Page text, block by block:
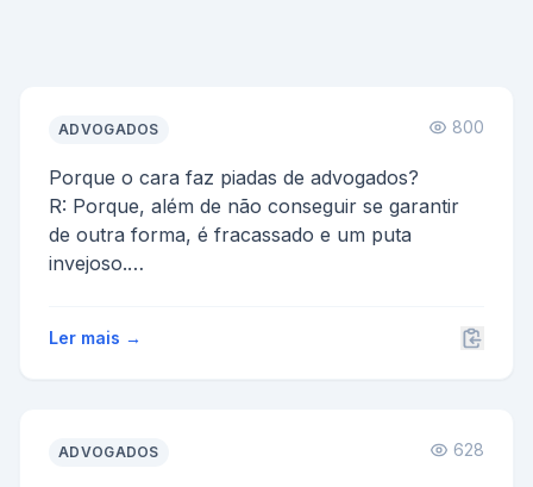
ADVOGADOS 800
Porque o cara faz piadas de advogados?
R: Porque, além de não conseguir se garantir
de outra forma, é fracassado e um puta
invejoso.
Ler mais →
ADVOGADOS 628